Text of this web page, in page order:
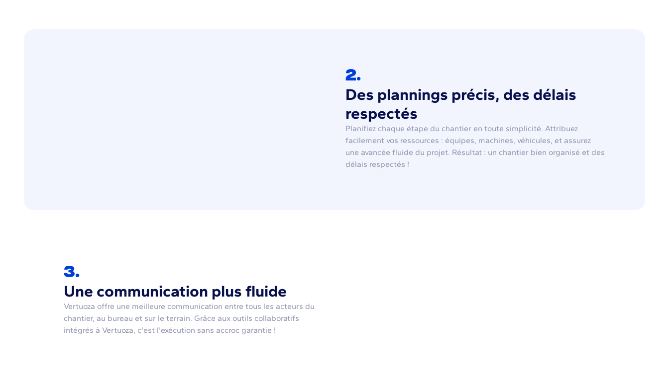
2.
Des plannings précis, des délais
respectés
Planifiez chaque étape du chantier en toute simplicité. Attribuez
facilement vos ressources : équipes, machines, véhicules, et assurez
une avancée fluide du projet. Résultat : un chantier bien organisé et des
délais respectés !
3.
Une communication plus fluide
Vertuoza offre une meilleure communication entre tous les acteurs du
chantier, au bureau et sur le terrain. Grâce aux outils collaboratifs
intégrés à Vertuoza, c'est l'exécution sans accroc garantie !